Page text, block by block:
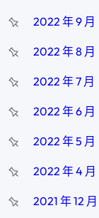
2022 年 9 月
2022 年 8 月
2022 年 7 月
2022 年 6 月
2022 年 5 月
2022 年 4 月
2021 年 12 月